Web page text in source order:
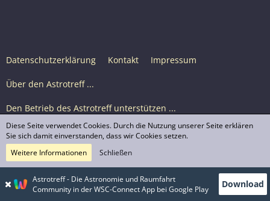
Datenschutzerklärung Kontakt Impressum
Über den Astrotreff ...
Den Betrieb des Astrotreff unterstützen ...
Nutzungsbedingungen
© Astrotreff 2001-2026, lizenziert unter CC BY-SA,
sofern für einzelne Inhalte nicht anders angegeben
Astrotreff - Die Astronomie und Raumfahrt
Community in der WSC-Connect App bei Google Play
Download
Diese Seite verwendet Cookies. Durch die Nutzung unserer Seite erklären
Sie sich damit einverstanden, dass wir Cookies setzen.
Weitere Informationen
Schließen